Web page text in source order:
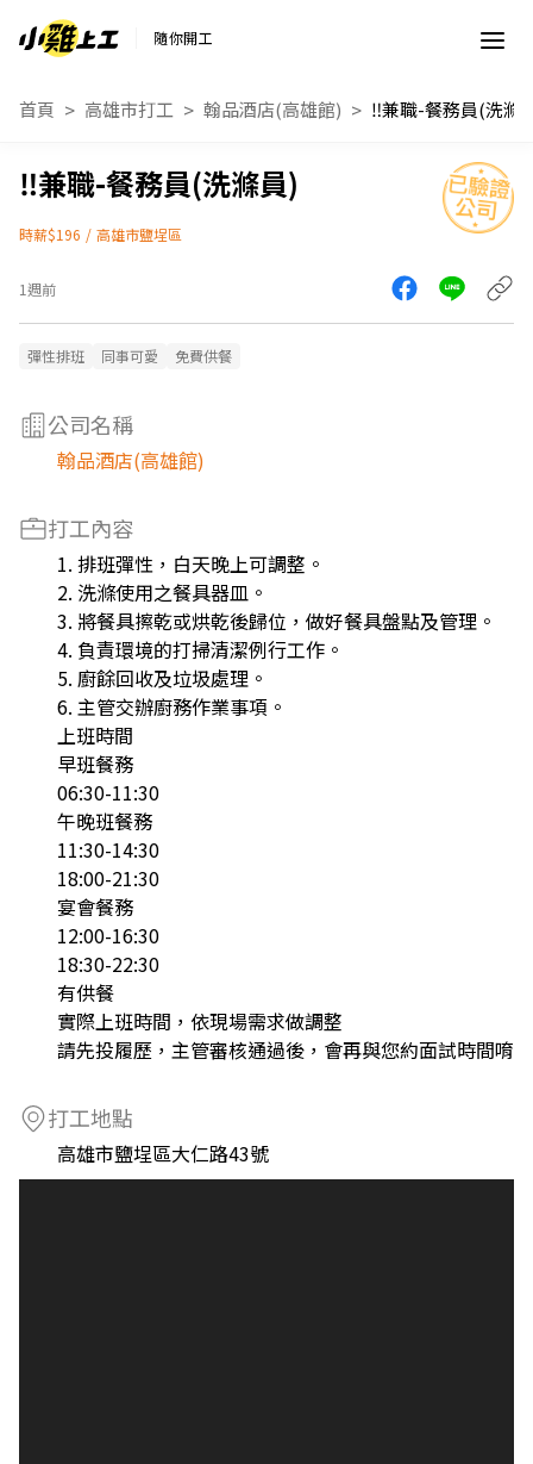
隨你開工
首頁 高雄市打工 翰品酒店(高雄館) ‼️兼職-餐務員(洗滌
‼️兼職-餐務員(洗滌員)
時薪$196 / 高雄市鹽埕區
1週前
彈性排班 同事可愛 免費供餐
公司名稱
翰品酒店(高雄館)
打工內容
1. 排班彈性，白天晚上可調整。
2. 洗滌使用之餐具器皿。
3. 將餐具擦乾或烘乾後歸位，做好餐具盤點及管理。
4. 負責環境的打掃清潔例行工作。
5. 廚餘回收及垃圾處理。
6. 主管交辦廚務作業事項。
上班時間
早班餐務
06:30-11:30
午晚班餐務
11:30-14:30
18:00-21:30
宴會餐務
12:00-16:30
18:30-22:30
有供餐
實際上班時間，依現場需求做調整
請先投履歷，主管審核通過後，會再與您約面試時間唷
打工地點
高雄市鹽埕區大仁路43號